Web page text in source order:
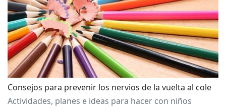
Consejos para prevenir los nervios de la vuelta al cole
Actividades, planes e ideas para hacer con niños